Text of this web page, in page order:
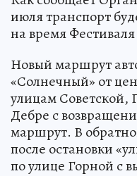
июля транспорт
на время
Новый маршрут
«Солнечный» от
улицам
Дебре с
маршрут. В
после остановки
по улице Горной с